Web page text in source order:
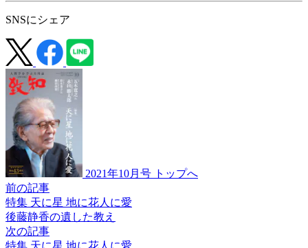
SNSにシェア
2021年10月号 トップへ
前の記事
特集 天に星 地に花人に愛
後藤静香の遺した教え
次の記事